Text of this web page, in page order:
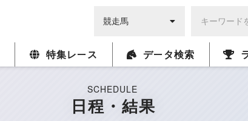
特集レース データ検索
SCHEDULE
日程・結果